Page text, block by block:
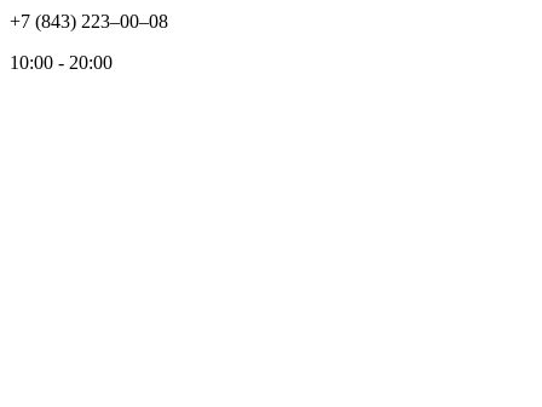
+7 (843) 223‒00‒08
10:00 - 20:00